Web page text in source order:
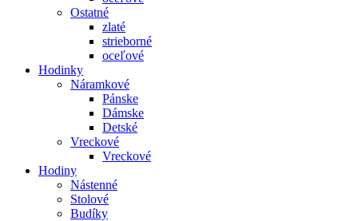
Ostatné
zlaté
strieborné
oceľové
Hodinky
Náramkové
Pánske
Dámske
Detské
Vreckové
Vreckové
Hodiny
Nástenné
Stolové
Budíky